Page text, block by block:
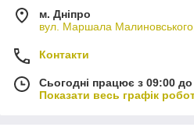
м. Дніпро
вул. Маршала
Контакти
Сьогодні працює з 09:00
Показати весь графік